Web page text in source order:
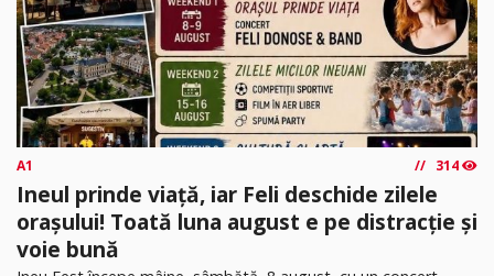
A1 314
Ineul prinde viață, iar Feli deschide zilele
orașului! Toată luna august e pe distracție și
voie bună